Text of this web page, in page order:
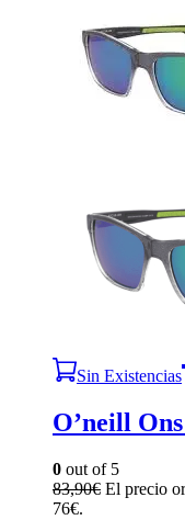
Sin Existencias
O’neill
0 out of 5
83,90€ El precio
76€.